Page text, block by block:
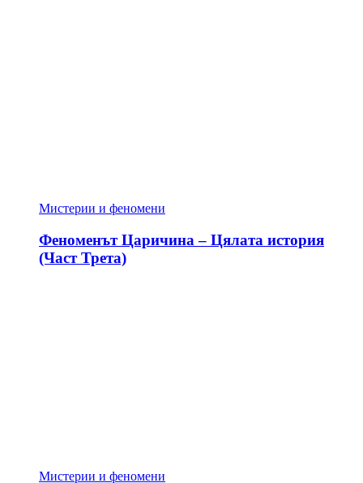
Мистерии и феномени
Феноменът Царичина – Цялата история
(Част Трета)
Мистерии и феномени